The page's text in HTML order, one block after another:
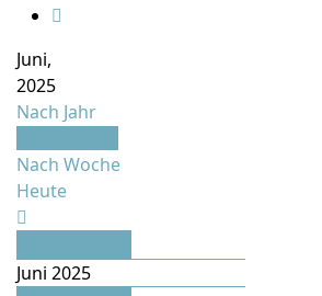
Juni,
2025
Nach Jahr
Nach Woche
Heute
Juni 2025